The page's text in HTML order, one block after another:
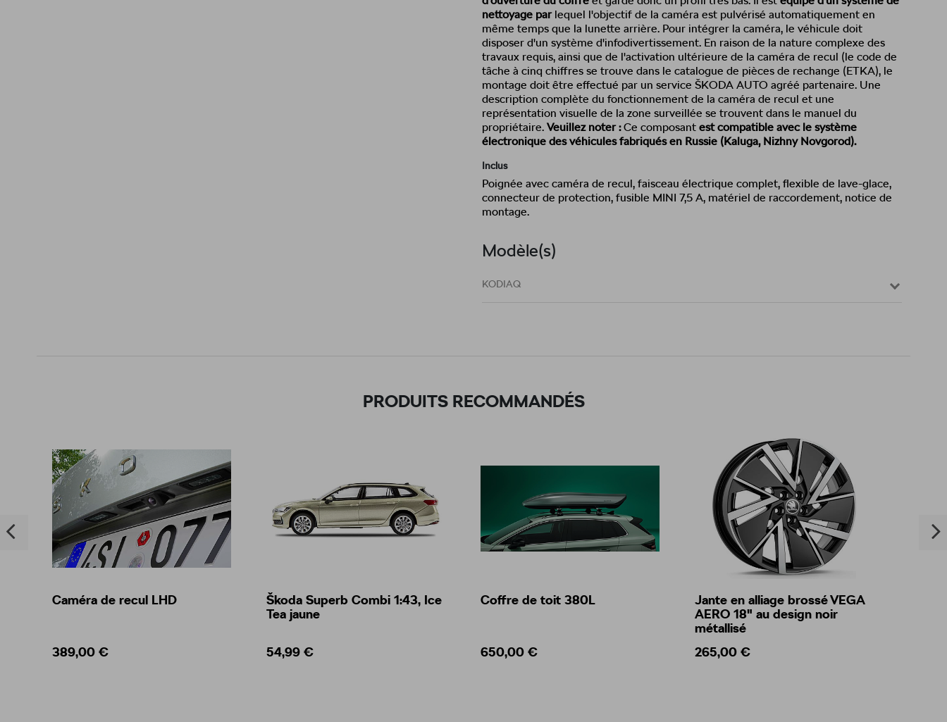
nettoyage parlequel l'objectif de la caméra est pulvérisé automatiquement en
même temps que la lunette arrière. Pour intégrer la caméra, le véhicule doit
disposer d'un système d'infodivertissement. En raison de la nature complexe des
travaux requis, ainsi que de l'activation ultérieure de la caméra de recul (le code de
tâche à cinq chiffres se trouve dans le catalogue de pièces de rechange (ETKA), le
montage doit être effectué par un service ŠKODA AUTO agréé partenaire. Une
description complète du fonctionnement de la caméra de recul et une
représentation visuelle de la zone surveillée se trouvent dans le manuel du
propriétaire. Veuillez noter :Ce composant est compatible avec le système
électronique des véhicules fabriqués en Russie (Kaluga, Nizhny Novgorod).
Inclus
Poignée avec caméra de recul, faisceau électrique complet, flexible de lave-glace,
connecteur de protection, fusible MINI 7,5 A, matériel de raccordement, notice de
montage.
Modèle(s)
KODIAQ
PRODUITS RECOMMANDÉS
Caméra de recul LHD
389,00 €
Škoda Superb Combi 1:43, Ice
Tea jaune
54,99 €
Coffre de toit 380L
650,00 €
Jante en alliage brossé VEGA
AERO 18" au design noir
métallisé
265,00 €